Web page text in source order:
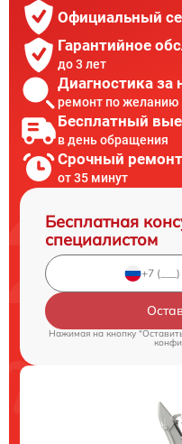
Официальный
Гарантийное
до 3 лет
Диагностика за
ремонт по желанию
Бесплатный
в день обращения
Срочный ремонт
от 35 минут
Бесплатная
специалистом
Нажимая на кнопку